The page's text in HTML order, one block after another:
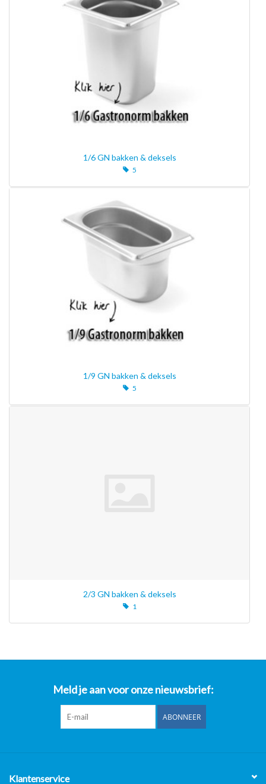
1/6 GN bakken & deksels
5
1/9 GN bakken & deksels
5
2/3 GN bakken & deksels
1
Meld je aan voor onze nieuwsbrief:
ABONNEER
Klantenservice